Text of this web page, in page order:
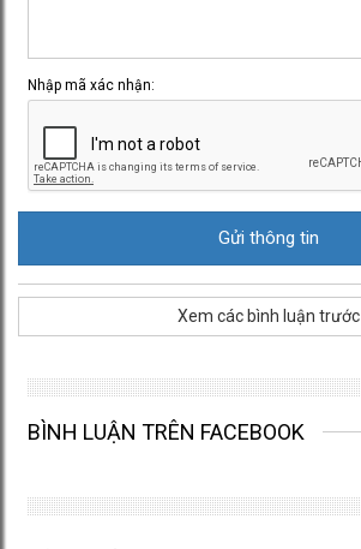
Nhập mã xác nhận:
Xem các bình luận trước
BÌNH LUẬN TRÊN FACEBOOK